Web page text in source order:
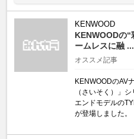
KENWOOD
KENWOODの
ームレスに融 ...
オススメ記事
KENWOODのAV
（さいそく）」
エンドモデルの
が登場しました。